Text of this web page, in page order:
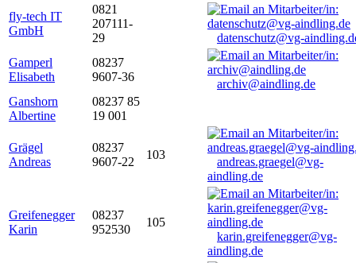
fly-tech IT
GmbH
0821
207111-
29
datenschutz@vg-
Gamperl
Elisabeth
08237
9607-36
archiv@aindling.de
Ganshorn
Albertine
08237 85
19 001
Grägel
Andreas
08237
9607-22
103
andreas.graegel@vg-
aindling.de
Greifenegger
Karin
08237
952530
105
karin.greifenegger@vg-
aindling.de